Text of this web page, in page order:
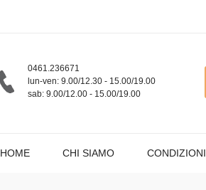
0461.236671
lun-ven: 9.00/12.30 - 15.00/19.00
sab: 9.00/12.00 - 15.00/19.00
HOME CHI SIAMO CONDIZIONI